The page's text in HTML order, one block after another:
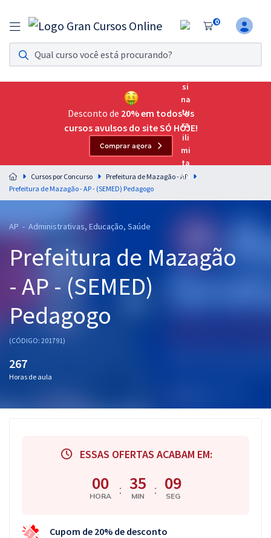
0
Assinatura Ilimitada 11
Acesso a todos os cursos. Teste grátis por 7 dias!
Assinatura OAB Até Passar
Acesso ilimitado a toda preparação para o Exame da
Residências Multiprofissionais
Preparação completa e intensiva para as principais
residências em saúde do Brasil
Cursos 20% OFF
Graduação
OAB
Mentorias
Desconto de 20% em todos os
cursos avulsos do site SÓ HOJE!
Comprar agora
Cursos por Concurso
Prefeitura de Mazagão - AP
Prefeitura de Mazagão - AP - (SEMED) Pedagogo
AP - Administrativas, Educação, Saúde
Prefeitura de Mazagão
- AP - (SEMED)
Pedagogo
(CÓDIGO: 201791)
267
Horas de aula
ESSAS OFERTAS ACABAM EM:
00
HORA : 35
MIN : 08
SEG
Cupom de 20% de desconto